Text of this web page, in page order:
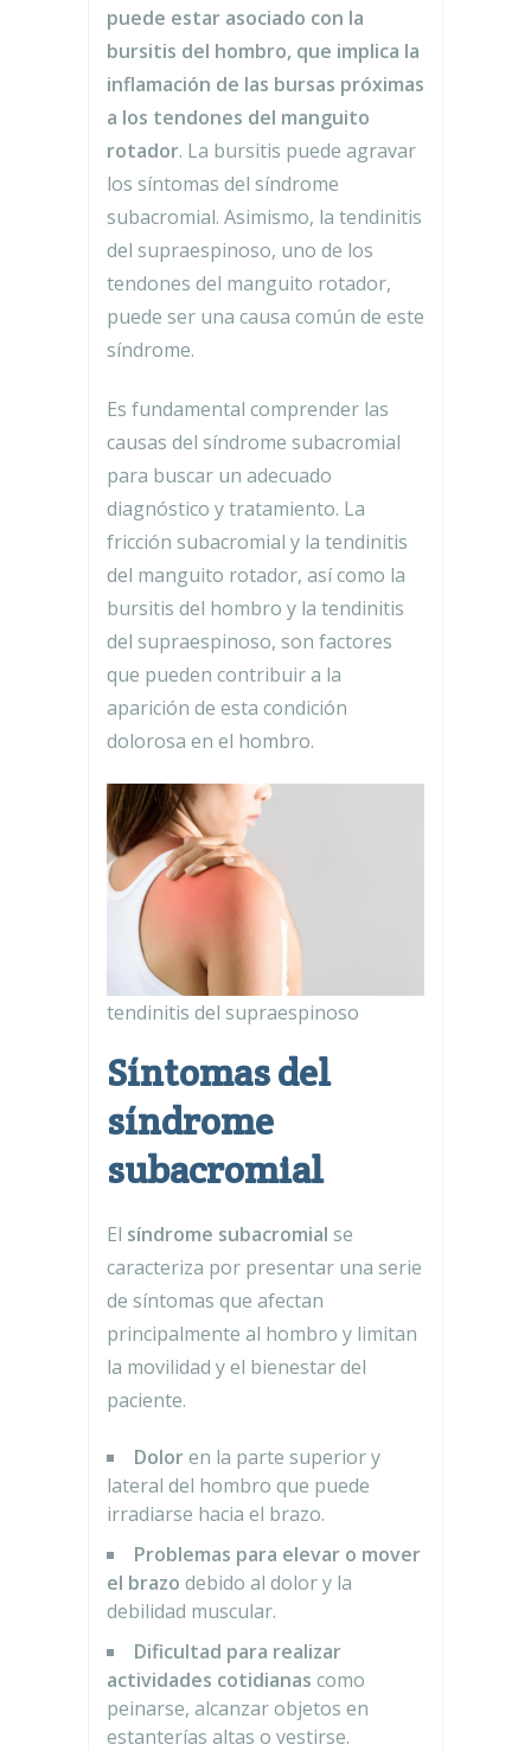
puede estar asociado con la
bursitis del hombro, que implica la
inflamación de las bursas próximas
a los tendones del manguito
rotador. La bursitis puede agravar
los síntomas del síndrome
subacromial. Asimismo, la tendinitis
del supraespinoso, uno de los
tendones del manguito rotador,
puede ser una causa común de este
síndrome.
Es fundamental comprender las
causas del síndrome subacromial
para buscar un adecuado
diagnóstico y tratamiento. La
fricción subacromial y la tendinitis
del manguito rotador, así como la
bursitis del hombro y la tendinitis
del supraespinoso, son factores
que pueden contribuir a la
aparición de esta condición
dolorosa en el hombro.
tendinitis del supraespinoso
Síntomas del
síndrome
subacromial
El síndrome subacromial se
caracteriza por presentar una serie
de síntomas que afectan
principalmente al hombro y limitan
la movilidad y el bienestar del
paciente.
Doloren la parte superior y
lateral del hombro que puede
irradiarse hacia el brazo.
Problemas para elevar o mover
el brazo debido al dolor y la
debilidad muscular.
Dificultad para realizar
actividades cotidianas como
peinarse, alcanzar objetos en
estanterías altas o vestirse.